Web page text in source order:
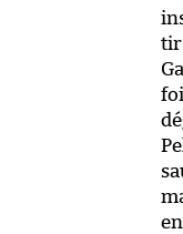
tir